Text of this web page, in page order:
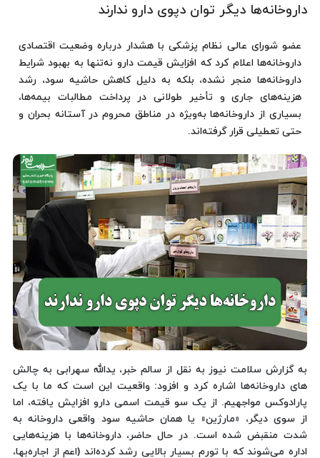
داروخانه‌ها دیگر توان دپوی دارو ندارند
عضو شورای عالی نظام پزشکی با هشدار درباره وضعیت اقتصادی
داروخانه‌ها اعلام کرد که افزایش قیمت دارو نه‌تنها به بهبود شرایط
داروخانه‌ها منجر نشده، بلکه به دلیل کاهش حاشیه سود، رشد
هزینه‌های جاری و تأخیر طولانی در پرداخت مطالبات بیمه‌ها،
بسیاری از داروخانه‌ها به‌ویژه در مناطق محروم در آستانه بحران و
حتی تعطیلی قرار گرفته‌اند.
به گزارش سلامت نیوز به نقل از سالم خبر، یدالله سهرابی به چالش
های داروخانه‌ها اشاره کرد و افزود: واقعیت این است که ما با یک
پارادوکس مواجهیم. از یک سو قیمت اسمی دارو افزایش یافته، اما
از سوی دیگر، «مارژین» یا همان حاشیه سود واقعی داروخانه به
شدت منقبض شده است. در حال حاضر، داروخانه‌ها با هزینه‌هایی
اداره می‌شوند که با تورم بسیار بالایی رشد کرده‌اند (اعم از اجاره‌بها،